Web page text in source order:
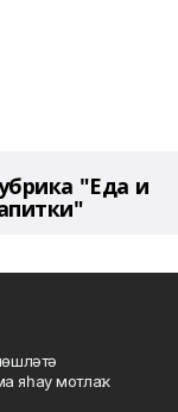
"Еда и
яһау мотлаҡ.